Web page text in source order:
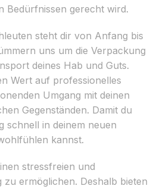
Bedürfnissen gerecht wird.
steht dir von Anfang bis
uns um die Verpackung
deines Hab und Guts.
Wert auf professionelles
Umgang mit deinen
Gegenständen. Damit du
schnell in deinem neuen
kannst.
stressfreien und
zu ermöglichen. Deshalb bieten